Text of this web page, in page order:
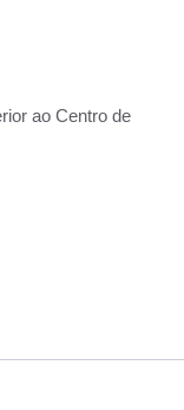
ao Centro de